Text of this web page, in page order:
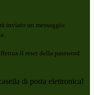
inviato un messaggio
il reset della password
di posta elettronica!